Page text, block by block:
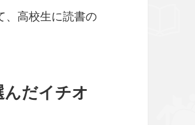
、高校生に読書の
だイチオ